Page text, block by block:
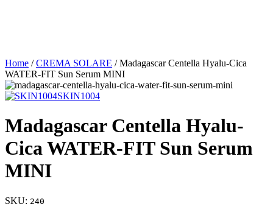
Home /CREMA SOLARE /Madagascar Centella Hyalu-Cica
WATER-FIT Sun Serum MINI
SKIN1004
Madagascar Centella Hyalu-
Cica WATER-FIT Sun Serum
MINI
SKU: 240